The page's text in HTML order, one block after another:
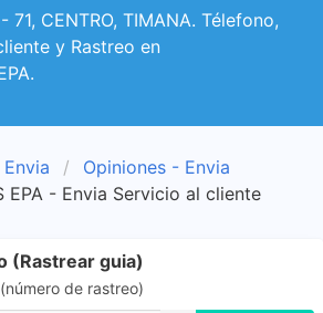
71, CENTRO, TIMANA. Télefono,
y Rastreo en
Opiniones - Envia
EPA - Envia Servicio al cliente
(Rastrear guia)
de rastreo)